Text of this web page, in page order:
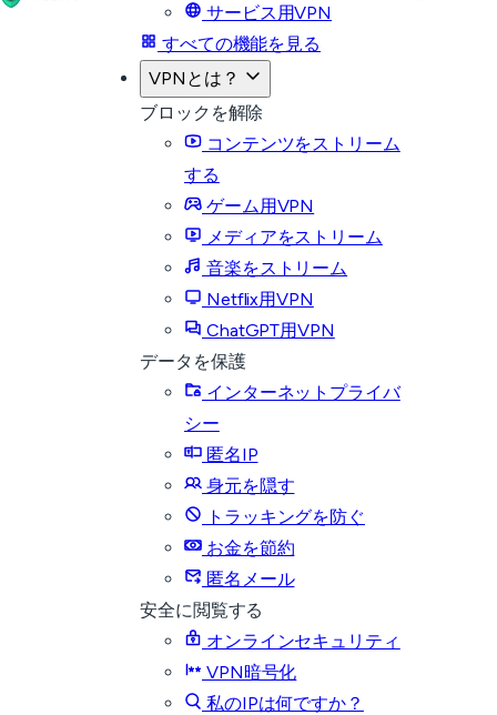
サービス用VPN
すべての機能を見る
VPNとは？
ブロックを解除
コンテンツをストリーム
する
ゲーム用VPN
メディアをストリーム
音楽をストリーム
Netflix用VPN
ChatGPT用VPN
データを保護
インターネットプライバ
シー
匿名IP
身元を隠す
トラッキングを防ぐ
お金を節約
匿名メール
安全に閲覧する
オンラインセキュリティ
VPN暗号化
私のIPは何ですか？